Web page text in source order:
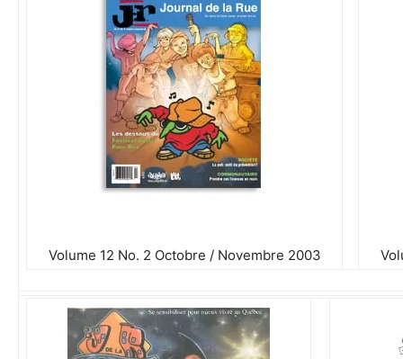
Volume 12 No. 2 Octobre / Novembre 2003